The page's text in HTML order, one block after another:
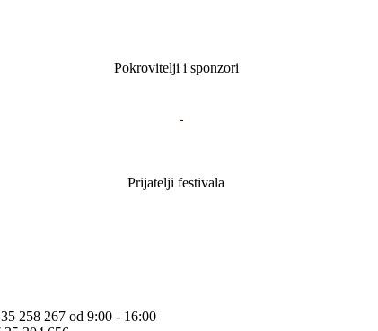
Pokrovitelji i sponzori
Prijatelji festivala
258 267 od 9:00 - 16:00